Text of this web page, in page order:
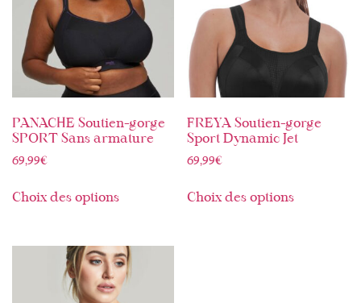
PANACHE Soutien-gorge
SPORT Sans armature
69,99€
Choix des options
FREYA Soutien-gorge
Sport Dynamic Jet
69,99€
Choix des options